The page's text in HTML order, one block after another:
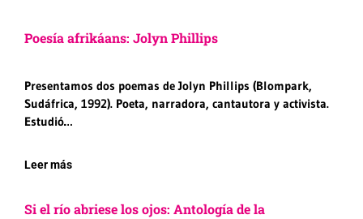
Poesía afrikáans: Jolyn Phillips
Presentamos dos poemas de Jolyn Phillips (Blompark,
Sudáfrica, 1992). Poeta, narradora, cantautora y activista.
Estudió…
Leer más
Si el río abriese los ojos: Antología de la